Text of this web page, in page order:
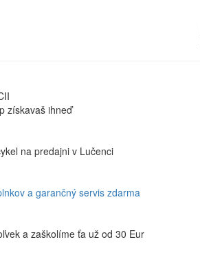
získavaš ihneď
na predajni v Lučenci
a garančný servis zdarma
a zaškolíme ťa už od 30 Eur